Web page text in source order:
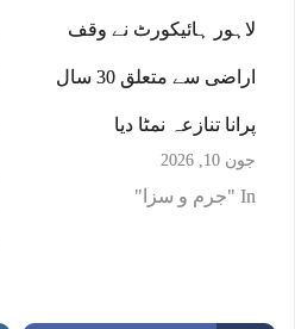
لاہور ہائیکورٹ نے وقف
اراضی سے متعلق 30 سال
پرانا تنازعہ نمٹا دیا
جون 10, 2026
In "جرم و سزا"